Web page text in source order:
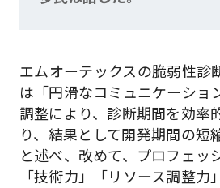
エムオーテックスの脆弱性診
は「円滑なコミュニケーショ
調整により、診断期間を効率
り、結果として開発期間の短
と述べ、改めて、プロフェッ
「技術力」「リソース調整力